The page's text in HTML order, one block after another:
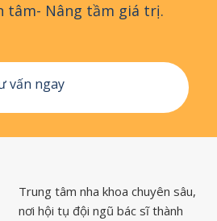
tâm- Nâng tầm giá trị.
vấn ngay
Trung tâm nha khoa chuyên sâu,
nơi hội tụ đội ngũ bác sĩ thành